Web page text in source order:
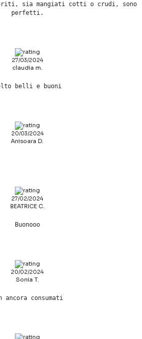
sia mangiati cotti o crudi, sono
perfetti.
27/03/2024
claudia m.
belli e buoni
20/03/2024
Anisoara D.
27/02/2024
BEATRICE C.
Buonooo
20/02/2024
Sonia T.
ancora consumati